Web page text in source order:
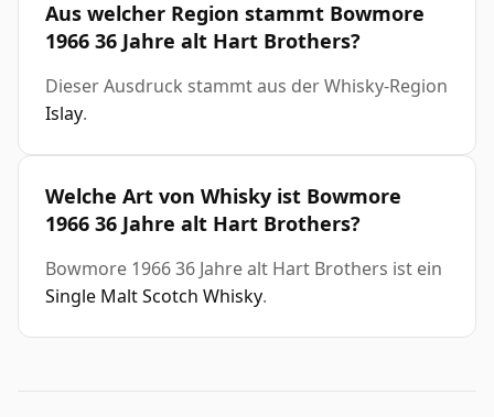
Aus welcher Region stammt Bowmore
1966 36 Jahre alt Hart Brothers?
Dieser Ausdruck stammt aus der Whisky-Region
Islay.
Welche Art von Whisky ist Bowmore
1966 36 Jahre alt Hart Brothers?
Bowmore 1966 36 Jahre alt Hart Brothers ist ein
Single Malt Scotch Whisky.